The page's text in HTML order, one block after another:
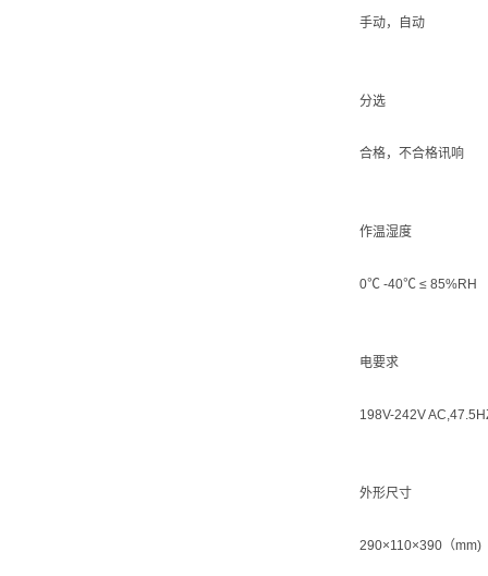
手动，自动
分选
合格，不合格讯响
作温湿度
0℃ -40℃ ≤ 85%RH
电要求
198V-242V
外形尺寸
290×110×390（mm)